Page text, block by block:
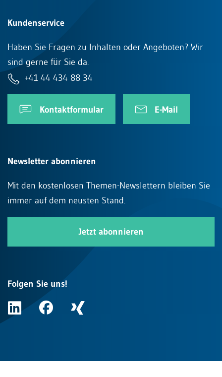
Kundenservice
Haben Sie Fragen zu Inhalten oder Angeboten? Wir
sind gerne für Sie da.
+41 44 434 88 34
Kontaktformular E-Mail
Newsletter abonnieren
Mit den kostenlosen Themen-Newslettern bleiben Sie
immer auf dem neusten Stand.
Jetzt abonnieren
Folgen Sie uns!